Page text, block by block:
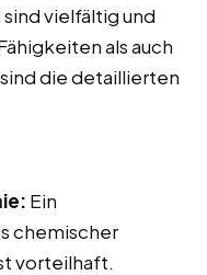
vielfältig und
als auch
die detaillierten
Ein
chemischer
vorteilhaft.